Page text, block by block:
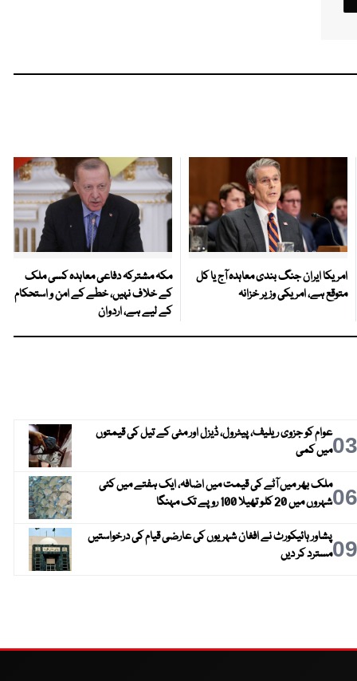
امریکا ایران جنگ بندی معاہدہ آج یا کل
متوقع ہے، امریکی وزیر خزانہ
مکہ مشترکہ دفاعی معاہدہ کسی ملک
کے خلاف نہیں، خطے کے امن و استحکام
کے لیے ہے، اردوان
03عوام کو جزوی ریلیف، پیٹرول، ڈیزل اور مٹی کے تیل کی قیمتوں
میں کمی
06ملک بھر میں آٹے کی قیمت میں اضافہ، ایک ہفتے میں کئی
شہروں میں 20 کلو تھیلا 100 روپے تک مہنگا
09پشاور ہائیکورٹ نے افغان شہریوں کی عارضی قیام کی درخواستیں
مسترد کر دیں